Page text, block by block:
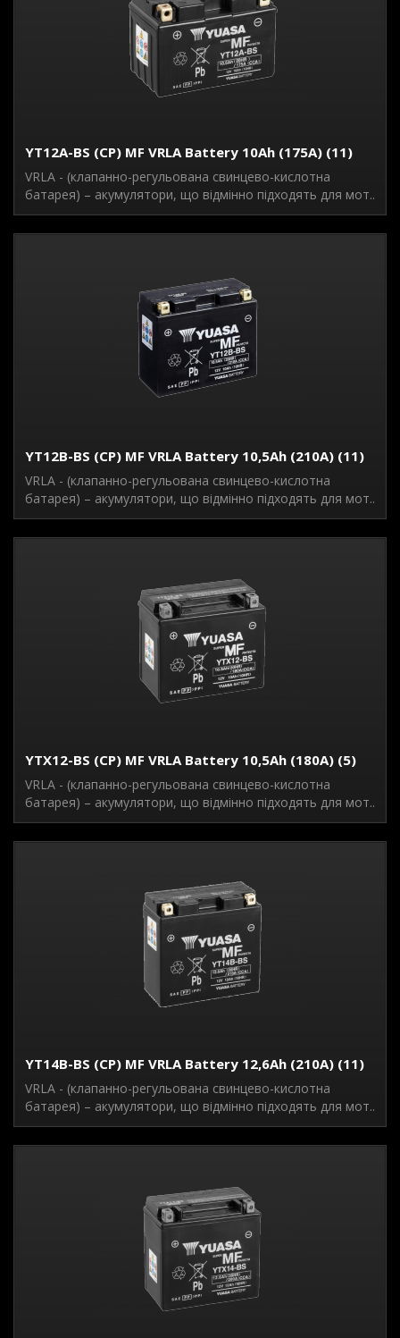
YT12A-BS (CP) MF VRLA Battery 10Ah (175A) (11)
VRLA - (клапанно-регульована свинцево-кислотна
батарея) – акумулятори, що відмінно підходять для мот..
YT12B-BS (CP) MF VRLA Battery 10,5Ah (210A) (11)
VRLA - (клапанно-регульована свинцево-кислотна
батарея) – акумулятори, що відмінно підходять для мот..
YTX12-BS (CP) MF VRLA Battery 10,5Ah (180A) (5)
VRLA - (клапанно-регульована свинцево-кислотна
батарея) – акумулятори, що відмінно підходять для мот..
YT14B-BS (CP) MF VRLA Battery 12,6Ah (210A) (11)
VRLA - (клапанно-регульована свинцево-кислотна
батарея) – акумулятори, що відмінно підходять для мот..